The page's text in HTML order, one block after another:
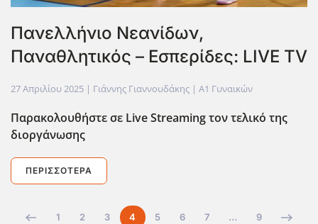
Πανελλήνιο Νεανίδων,
Παναθλητικός – Εσπερίδες: LIVE TV
27 Απριλίου 2025 | Γιάννης Γιαννουδάκης | Α1 Γυναικών
Παρακολουθήστε σε LiveStreamingτον τελικό της
διοργάνωσης
ΠΕΡΙΣΣΌΤΕΡΑ
1 2 3 4 5 6 7 … 9